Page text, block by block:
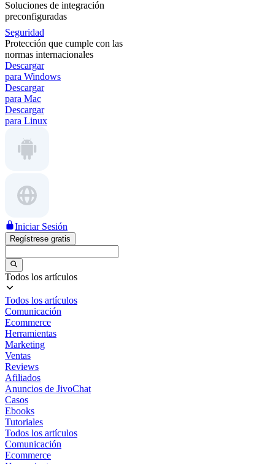
Soluciones de integración
preconfiguradas
Seguridad
Protección que cumple con las
normas internacionales
Descargar
para Windows
Descargar
para Mac
Descargar
para Linux
Iniciar Sesión
Regístrese gratis
Todos los artículos
Todos los artículos
Comunicación
Ecommerce
Herramientas
Marketing
Ventas
Reviews
Afiliados
Anuncios de JivoChat
Casos
Ebooks
Tutoriales
Todos los artículos
Comunicación
Ecommerce